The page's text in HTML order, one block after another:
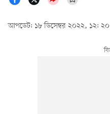
আপডেট: ১৮ ডিসেম্বর ২০২২, ১২: ২০